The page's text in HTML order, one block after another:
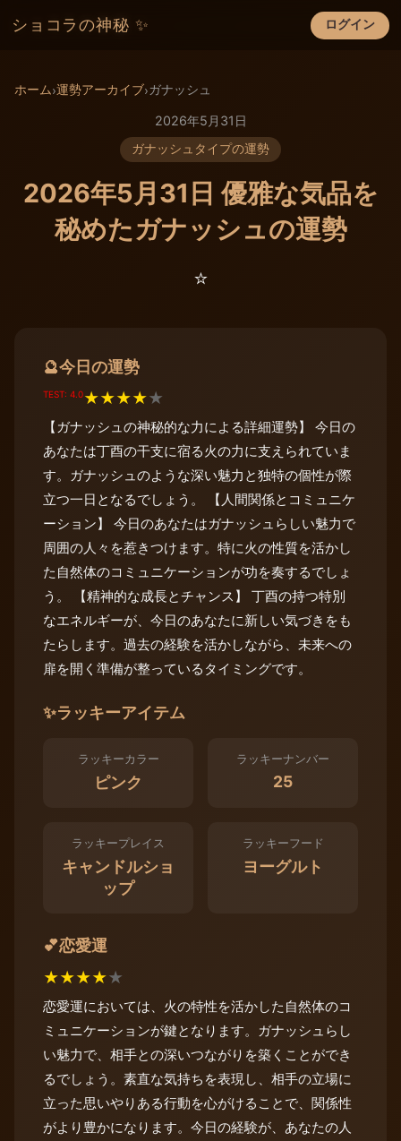
ショコラの神秘 ✨ ログイン
×
ホーム›運勢アーカイブ›ガナッシュ
2026年5月31日
ガナッシュタイプの運勢
2026年5月31日 優雅な気品を
秘めたガナッシュの運勢
⭐️
🔮今日の運勢
TEST: 4.0★★★★★
【ガナッシュの神秘的な力による詳細運勢】 今日の
あなたは丁酉の干支に宿る火の力に支えられていま
す。ガナッシュのような深い魅力と独特の個性が際
立つ一日となるでしょう。 【人間関係とコミュニケ
ーション】 今日のあなたはガナッシュらしい魅力で
周囲の人々を惹きつけます。特に火の性質を活かし
た自然体のコミュニケーションが功を奏するでしょ
う。 【精神的な成長とチャンス】 丁酉の持つ特別
なエネルギーが、今日のあなたに新しい気づきをも
たらします。過去の経験を活かしながら、未来への
扉を開く準備が整っているタイミングです。
✨ラッキーアイテム
ラッキーカラー
ピンク
ラッキーナンバー
25
ラッキープレイス
キャンドルショ
ップ
ラッキーフード
ヨーグルト
💕恋愛運
★★★★★
恋愛運においては、火の特性を活かした自然体のコ
ミュニケーションが鍵となります。ガナッシュらし
い魅力で、相手との深いつながりを築くことができ
るでしょう。素直な気持ちを表現し、相手の立場に
立った思いやりある行動を心がけることで、関係性
がより豊かになります。今日の経験が、あなたの人